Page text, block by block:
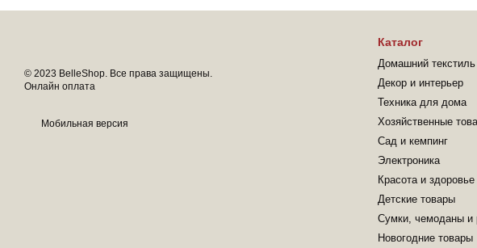
© 2023 BelleShop. Все права защищены.
Онлайн оплата
Мобильная версия
Каталог
Домашний текстиль
Декор и интерьер
Техника для дома
Хозяйственные
Сад и кемпинг
Электроника
Красота и здоровье
Детские товары
Сумки, чемоданы и
Новогодние товары